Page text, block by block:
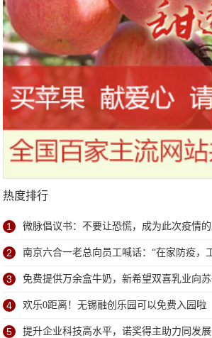
热度排行
1 微脉倡议书：不要让恐慌，成为此次疫情的
2 南京六合一老总向员工喊话：“在家防疫，
3 免费提供万余盒牛奶，新希望双喜乳业向
敬
4 欢乐0距离！无锡融创乐园可以免费入园啦
5 提升企业科技高水平，诺奖得主助力同发展